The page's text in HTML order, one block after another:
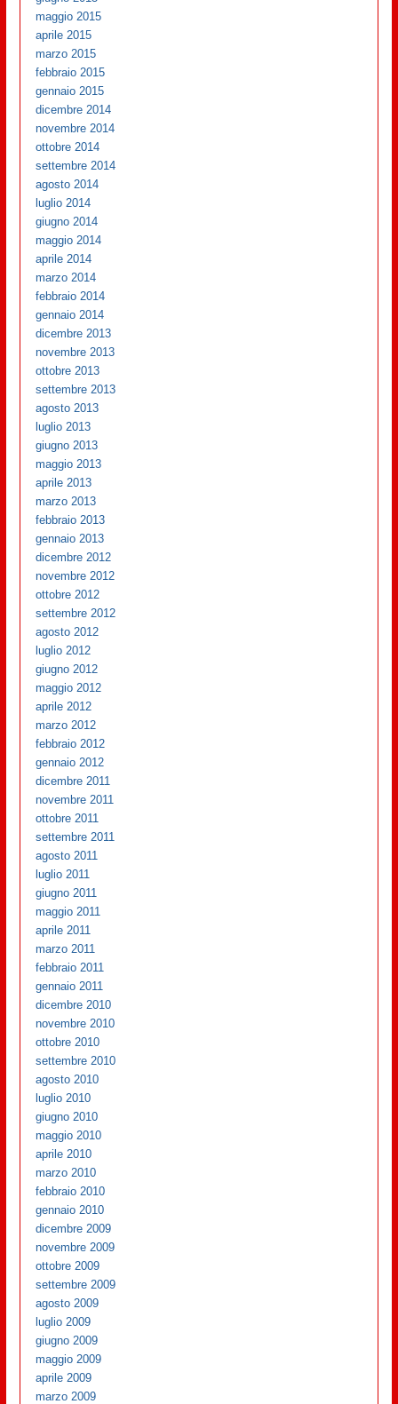
maggio 2015
aprile 2015
marzo 2015
febbraio 2015
gennaio 2015
dicembre 2014
novembre 2014
ottobre 2014
settembre 2014
agosto 2014
luglio 2014
giugno 2014
maggio 2014
aprile 2014
marzo 2014
febbraio 2014
gennaio 2014
dicembre 2013
novembre 2013
ottobre 2013
settembre 2013
agosto 2013
luglio 2013
giugno 2013
maggio 2013
aprile 2013
marzo 2013
febbraio 2013
gennaio 2013
dicembre 2012
novembre 2012
ottobre 2012
settembre 2012
agosto 2012
luglio 2012
giugno 2012
maggio 2012
aprile 2012
marzo 2012
febbraio 2012
gennaio 2012
dicembre 2011
novembre 2011
ottobre 2011
settembre 2011
agosto 2011
luglio 2011
giugno 2011
maggio 2011
aprile 2011
marzo 2011
febbraio 2011
gennaio 2011
dicembre 2010
novembre 2010
ottobre 2010
settembre 2010
agosto 2010
luglio 2010
giugno 2010
maggio 2010
aprile 2010
marzo 2010
febbraio 2010
gennaio 2010
dicembre 2009
novembre 2009
ottobre 2009
settembre 2009
agosto 2009
luglio 2009
giugno 2009
maggio 2009
aprile 2009
marzo 2009